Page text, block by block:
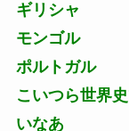
ギリシャ
モンゴル
ポルトガル
こいつら世界
いなあ